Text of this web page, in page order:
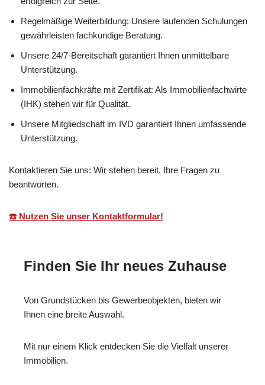
Regelmäßige Weiterbildung: Unsere laufenden Schulungen
gewährleisten fachkundige Beratung.
Unsere 24/7-Bereitschaft garantiert Ihnen unmittelbare
Unterstützung.
Immobilienfachkräfte mit Zertifikat: Als Immobilienfachwirte
(IHK) stehen wir für Qualität.
Unsere Mitgliedschaft im IVD garantiert Ihnen umfassende
Unterstützung.
Kontaktieren Sie uns: Wir stehen bereit, Ihre Fragen zu
beantworten.
☎️ Nutzen Sie unser Kontaktformular!
Finden Sie Ihr neues Zuhause
Von Grundstücken bis Gewerbeobjekten, bieten wir
Ihnen eine breite Auswahl.
Mit nur einem Klick entdecken Sie die Vielfalt unserer
Immobilien.